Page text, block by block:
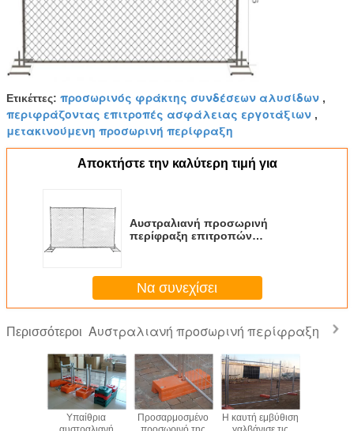
Ετικέττες: προσωρινός φράκτης συνδέσεων αλυσίδων ,
περιφράζοντας επιτροπές ασφάλειας εργοτάξιων ,
μετακινούμενη προσωρινή περίφραξη
Αποκτήστε την καλύτερη τιμή για
Αυστραλιανή προσωρινή
περίφραξη επιτροπών
Να συνεχίσει
Περισσότεροι Αυστραλιανή προσωρινή περίφραξη
Υπαίθρια
Προσαρμοσμένο
Η καυτή εμβύθιση